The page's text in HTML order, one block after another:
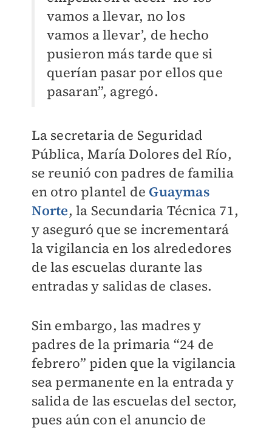
vamos a llevar, no los
vamos a llevar’, de hecho
pusieron más tarde que si
querían pasar por ellos que
pasaran”, agregó.
La secretaria de Seguridad
Pública, María Dolores del Río,
se reunió con padres de familia
en otro plantel de Guaymas
Norte, la Secundaria Técnica 71,
y aseguró que se incrementará
la vigilancia en los alrededores
de las escuelas durante las
entradas y salidas de clases.
Sin embargo, las madres y
padres de la primaria “24 de
febrero” piden que la vigilancia
sea permanente en la entrada y
salida de las escuelas del sector,
pues aún con el anuncio de